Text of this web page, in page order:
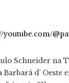
youtube.com/
Schneider na
Barbará d’ Oeste